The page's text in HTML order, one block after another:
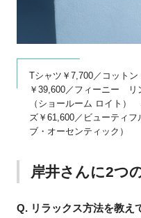
Tシャツ￥7,700／コット
￥39,600／フィーニー リ
（ショールーム ロイト
ズ￥61,600／ビューティ
ブ・オーセンティック）
岸井さんに2つ
Q. リラックス方法を教え